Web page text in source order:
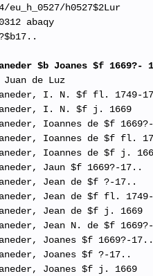
eu_h_0527/h0527$2Lur
abaqy
$b Joanes $f 1669?-
Juan de Luz
I. N. $f fl. 1749-
I. N. $f j. 1669
Ioannes de $f
Ioannes de $f fl.
Ioannes de $f j.
Jaun $f 1669?-17..
Jean de $f ?-17..
Jean de $f fl. 1749-
Jean de $f j. 1669
Jean N. de $f
Joanes $f 1669?-17..
Joanes $f ?-17..
Joanes $f j. 1669